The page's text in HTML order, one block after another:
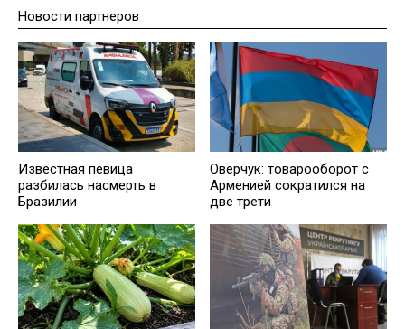
Новости партнеров
Известная певица
разбилась насмерть в
Бразилии
Оверчук: товарооборот с
Арменией сократился на
две трети